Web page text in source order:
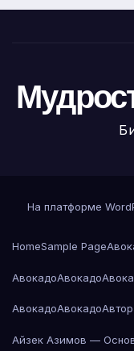
На платформе
HomeSample Page
АвокадоАвокадо
АвокадоАвокадо
Айзек Азимов —